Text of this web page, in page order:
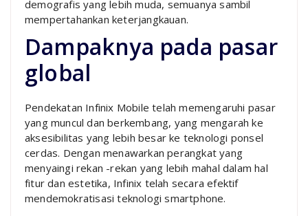
demografis yang lebih muda, semuanya sambil
mempertahankan keterjangkauan.
Dampaknya pada pasar
global
Pendekatan Infinix Mobile telah memengaruhi pasar
yang muncul dan berkembang, yang mengarah ke
aksesibilitas yang lebih besar ke teknologi ponsel
cerdas. Dengan menawarkan perangkat yang
menyaingi rekan -rekan yang lebih mahal dalam hal
fitur dan estetika, Infinix telah secara efektif
mendemokratisasi teknologi smartphone.